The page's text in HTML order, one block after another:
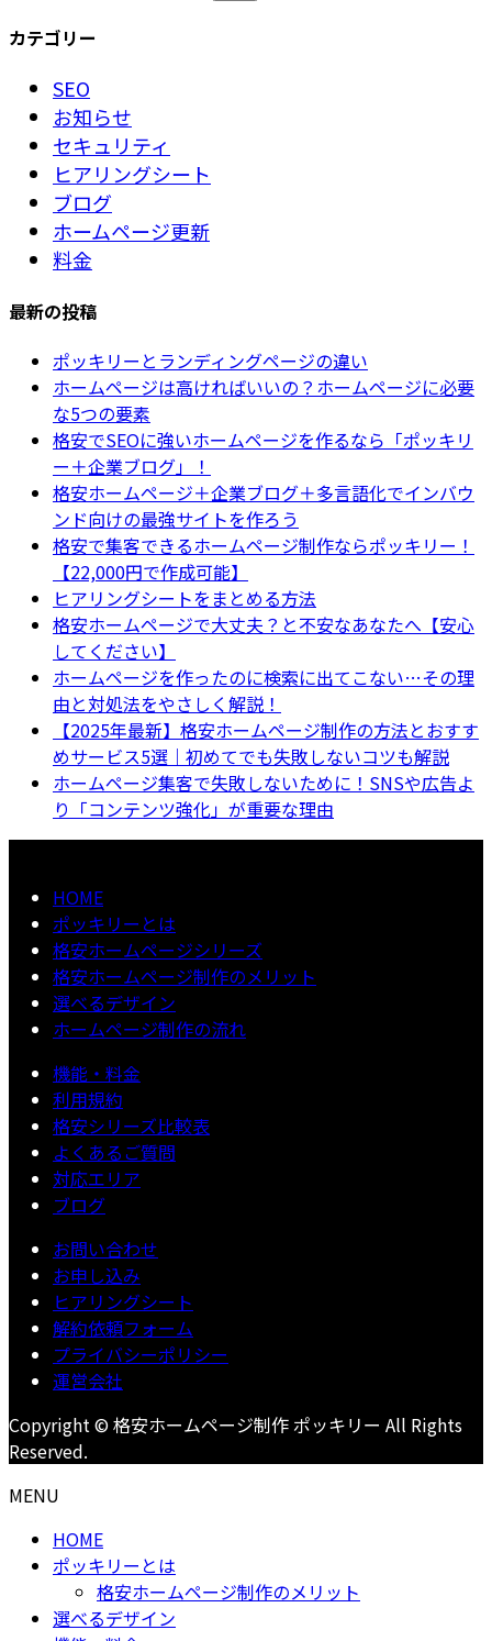
カテゴリー
SEO
お知らせ
セキュリティ
ヒアリングシート
ブログ
ホームページ更新
料金
最新の投稿
ポッキリーとランディングページの違い
ホームページは高ければいいの？ホームページに必要
な5つの要素
格安でSEOに強いホームページを作るなら「ポッキリ
ー＋企業ブログ」！
格安ホームページ＋企業ブログ＋多言語化でインバウ
ンド向けの最強サイトを作ろう
格安で集客できるホームページ制作ならポッキリー！
【22,000円で作成可能】
ヒアリングシートをまとめる方法
格安ホームページで大丈夫？と不安なあなたへ【安心
してください】
ホームページを作ったのに検索に出てこない…その理
由と対処法をやさしく解説！
【2025年最新】格安ホームページ制作の方法とおすす
めサービス5選｜初めてでも失敗しないコツも解説
ホームページ集客で失敗しないために！SNSや広告よ
り「コンテンツ強化」が重要な理由
HOME
ポッキリーとは
格安ホームページシリーズ
格安ホームページ制作のメリット
選べるデザイン
ホームページ制作の流れ
機能・料金
利用規約
格安シリーズ比較表
よくあるご質問
対応エリア
ブログ
お問い合わせ
お申し込み
ヒアリングシート
解約依頼フォーム
プライバシーポリシー
運営会社
Copyright © 格安ホームページ制作 ポッキリー All Rights
Reserved.
MENU
HOME
ポッキリーとは
格安ホームページ制作のメリット
選べるデザイン